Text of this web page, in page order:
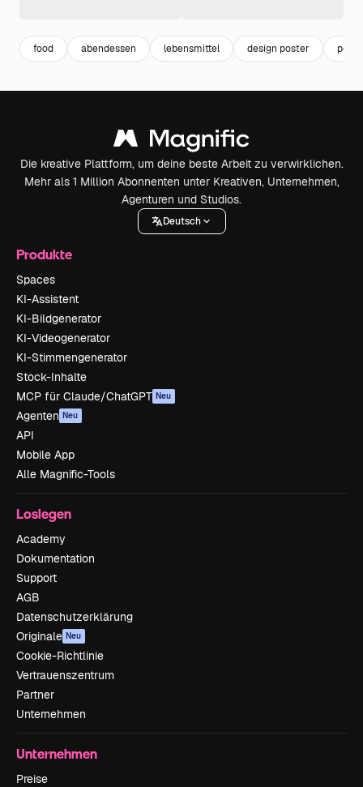
food abendessen lebensmittel design poster
Die kreative Plattform, um deine beste Arbeit zu verwirklichen.
Mehr als 1 Million Abonnenten unter Kreativen, Unternehmen,
Agenturen und Studios.
Deutsch
Produkte
Spaces
KI-Assistent
KI-Bildgenerator
KI-Videogenerator
KI-Stimmengenerator
Stock-Inhalte
MCP für Claude/ChatGPT Neu
Agenten Neu
API
Mobile App
Alle Magnific-Tools
Loslegen
Academy
Dokumentation
Support
AGB
Datenschutzerklärung
Originale Neu
Cookie-Richtlinie
Vertrauenszentrum
Partner
Unternehmen
Unternehmen
Preise